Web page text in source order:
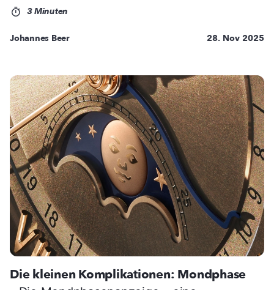
3 Minuten
Johannes Beer 28. Nov 2025
Die kleinen Komplikationen: Mondphase